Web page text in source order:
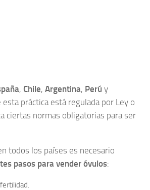
, Chile, Argentina, Perú y
esta práctica está regulada por Ley o
ciertas normas obligatorias para ser
todos los países es necesario
pasos para vender óvulos: